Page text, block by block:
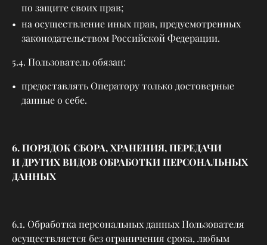
по защите своих прав;
на осуществление иных прав, предусмотренных
законодательством Российской Федерации.
5.4. Пользователь обязан:
предоставлять Оператору только достоверные
данные о себе.
6. ПОРЯДОК СБОРА, ХРАНЕНИЯ, ПЕРЕДАЧИ
И ДРУГИХ ВИДОВ ОБРАБОТКИ ПЕРСОНАЛЬНЫХ
ДАННЫХ
6.1. Обработка персональных данных Пользователя
осуществляется без ограничения срока, любым